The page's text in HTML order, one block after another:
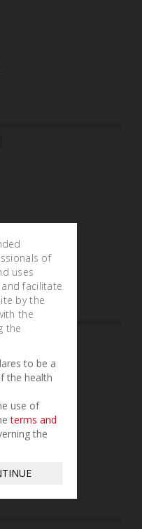
of
uses
facilitate
by the
the
the
to be a
the health
use of
terms and
the